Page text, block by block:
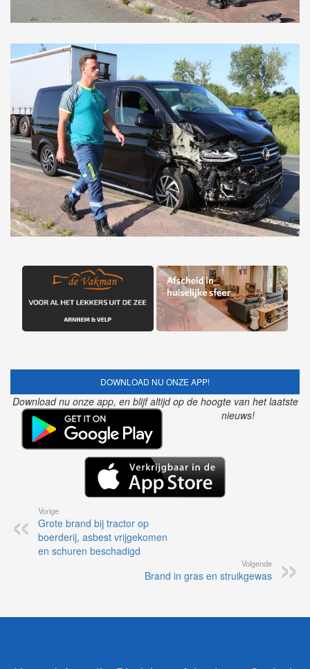
DOWNLOAD NU ONZE APP!
Download nu onze app, en blijf altijd op de hoogte van het laatste
nieuws!
Vorige
Grote brand bij tractor op
boerderij, asbest vrijgekomen
en schuren beschadigd
Volgende
Brand in gras en struikgewas